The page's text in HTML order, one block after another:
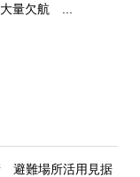
量欠航 ...
避難場所活用見据